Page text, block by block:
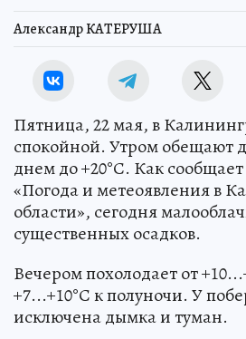
Александр КАТЕРУША
Пятница, 22 мая, в
спокойной. Утром обещают
днем до +20°С. Как
«Погода и метеоявления в
области», сегодня
существенных осадков.
Вечером похолодает от
+7...+10°С к полуночи. У
исключена дымка и туман.